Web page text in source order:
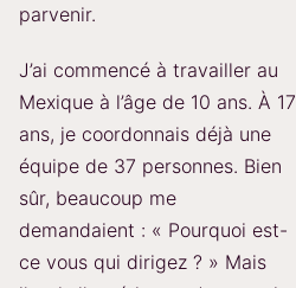
parvenir.
J’ai commencé à travailler au
Mexique à l’âge de 10 ans. À 17
ans, je coordonnais déjà une
équipe de 37 personnes. Bien
sûr, beaucoup me
demandaient : « Pourquoi est-
ce vous qui dirigez ? » Mais